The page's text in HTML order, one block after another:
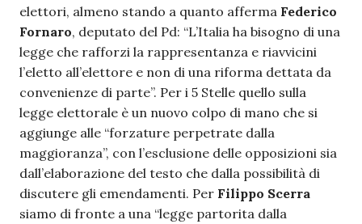
elettori, almeno stando a quanto afferma Federico
Fornaro, deputato del Pd: “L’Italia ha bisogno di una
legge che rafforzi la rappresentanza e riavvicini
l’eletto all’elettore e non di una riforma dettata da
convenienze di parte”. Per i 5 Stelle quello sulla
legge elettorale è un nuovo colpo di mano che si
aggiunge alle “forzature perpetrate dalla
maggioranza”, con l’esclusione delle opposizioni sia
dall’elaborazione del testo che dalla possibilità di
discutere gli emendamenti. Per Filippo Scerra
siamo di fronte a una “legge partorita dalla